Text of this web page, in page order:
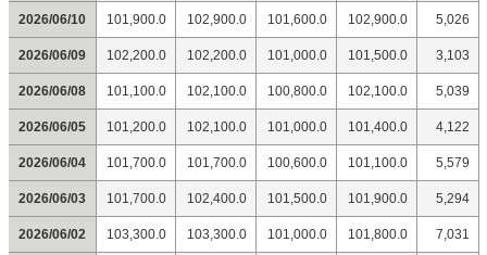
2026/06/10 101,900.0 102,900.0 101,600.0 102,900.0 5,026
2026/06/09 102,200.0 102,200.0 101,000.0 101,500.0 3,103
2026/06/08 101,100.0 102,100.0 100,800.0 102,100.0 5,039
2026/06/05 101,200.0 102,100.0 101,000.0 101,400.0 4,122
2026/06/04 101,700.0 101,700.0 100,600.0 101,100.0 5,579
2026/06/03 101,700.0 102,400.0 101,500.0 101,900.0 5,294
2026/06/02 103,300.0 103,300.0 101,000.0 101,800.0 7,031